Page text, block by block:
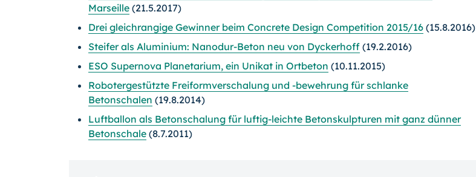
Marseille (21.5.2017)
Drei gleichrangige Gewinner beim Concrete Design Competition 2015/16 (15.8.2016)
Steifer als Aluminium: Nanodur-Beton neu von Dyckerhoff (19.2.2016)
ESO Supernova Planetarium, ein Unikat in Ortbeton (10.11.2015)
Robotergestützte Freiformverschalung und -bewehrung für schlanke
Betonschalen (19.8.2014)
Luftballon als Betonschalung für luftig-leichte Betonskulpturen mit ganz dünner
Betonschale (8.7.2011)